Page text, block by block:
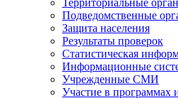
Территориальные
Подведомственные
Защита населения
Результаты проверок
Статистическая
Информационные
Учрежденные СМИ
Участие в программах